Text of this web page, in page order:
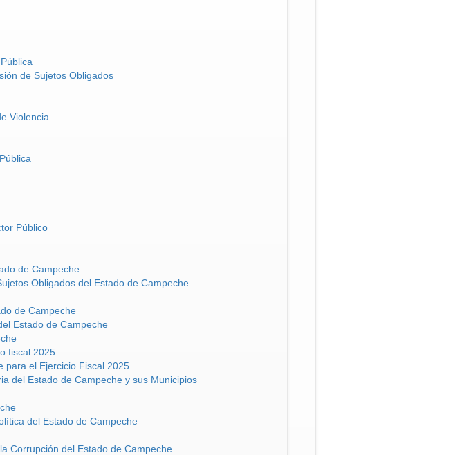
de Sujetos Obligados
Violencia
Público
de Campeche
Obligados del Estado de Campeche
de Campeche
Estado de Campeche
fiscal 2025
para el Ejercicio Fiscal 2025
del Estado de Campeche y sus Municipios
del Estado de Campeche
Corrupción del Estado de Campeche